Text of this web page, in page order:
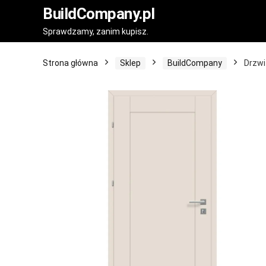
BuildCompany.pl
Sprawdzamy, zanim kupisz.
Strona główna Sklep BuildCompany